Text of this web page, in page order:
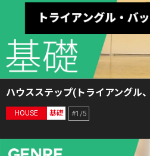
ハウスステップ(トライアングル
HOUSE 基礎 #1/5